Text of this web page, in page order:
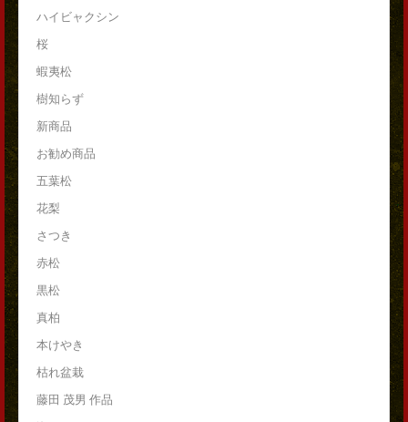
ハイビャクシン
桜
蝦夷松
樹知らず
新商品
お勧め商品
五葉松
花梨
さつき
赤松
黒松
真柏
本けやき
枯れ盆栽
藤田 茂男 作品